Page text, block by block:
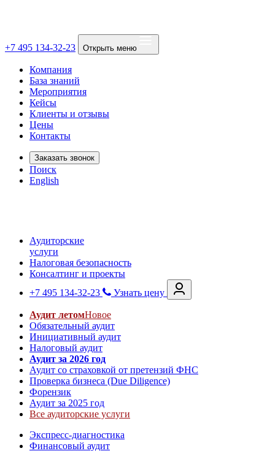
+7 495 134-32-23 Открыть меню
Компания
База знаний
Мероприятия
Кейсы
Клиенты и отзывы
Цены
Контакты
Заказать звонок
Поиск
English
Аудиторские
услуги
Налоговая безопасность
Консалтинг и проекты
+7 495 134-32-23
Узнать цену
Аудит летомНовое
Обязательный аудит
Инициативный аудит
Налоговый аудит
Аудит за 2026 год
Аудит со страховкой от претензий ФНС
Проверка бизнеса (Due Diligence)
Форензик
Аудит за 2025 год
Все аудиторские услуги
Экспресс-диагностика
Финансовый аудит